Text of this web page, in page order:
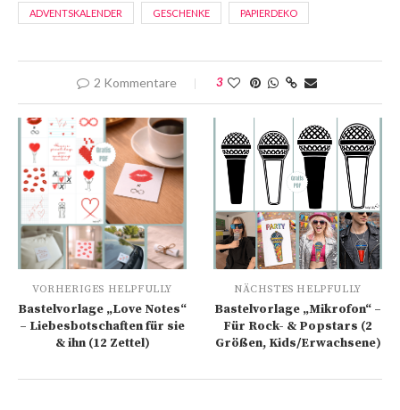
ADVENTSKALENDER GESCHENKE PAPIERDEKO
2 Kommentare 3
VORHERIGES HELPFULLY
Bastelvorlage „Love Notes“
– Liebesbotschaften für sie
& ihn (12 Zettel)
NÄCHSTES HELPFULLY
Bastelvorlage „Mikrofon“ –
Für Rock- & Popstars (2
Größen, Kids/Erwachsene)